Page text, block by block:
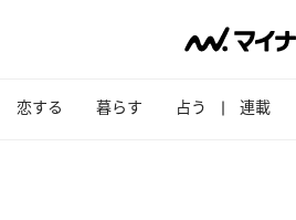
恋する 暮らす 占う 連載